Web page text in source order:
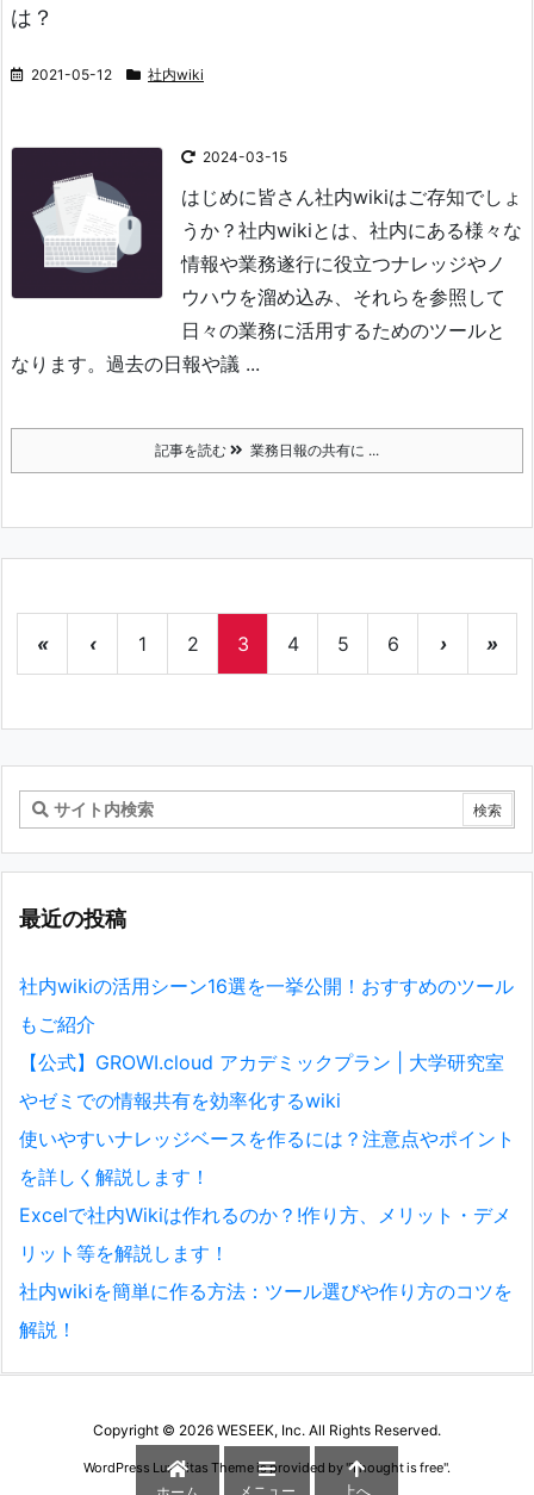
は？
2021-05-12 社内wiki
2024-03-15
はじめに皆さん社内wikiはご存知でしょ
うか？ 社内wikiとは、社内にある様々な
情報や業務遂行に役立つナレッジやノ
ウハウを溜め込み、それらを参照して
日々の業務に活用するためのツールと
なります。 過去の日報や議 ...
記事を読む 業務日報の共有に ...
« ‹ 1 2 3 4 5 6 › »
最近の投稿
社内wikiの活用シーン16選を一挙公開！おすすめのツール
もご紹介
【公式】GROWI.cloud アカデミックプラン | 大学研究室
やゼミでの情報共有を効率化するwiki
使いやすいナレッジベースを作るには？注意点やポイント
を詳しく解説します！
Excelで社内Wikiは作れるのか？!作り方、メリット・デメ
リット等を解説します！
社内wikiを簡単に作る方法：ツール選びや作り方のコツを
解説！
Copyright © 2026 WESEEK, Inc. All Rights Reserved.
WordPress Luxeritas Theme is provided by "Thought is free".
メニュー 上へ